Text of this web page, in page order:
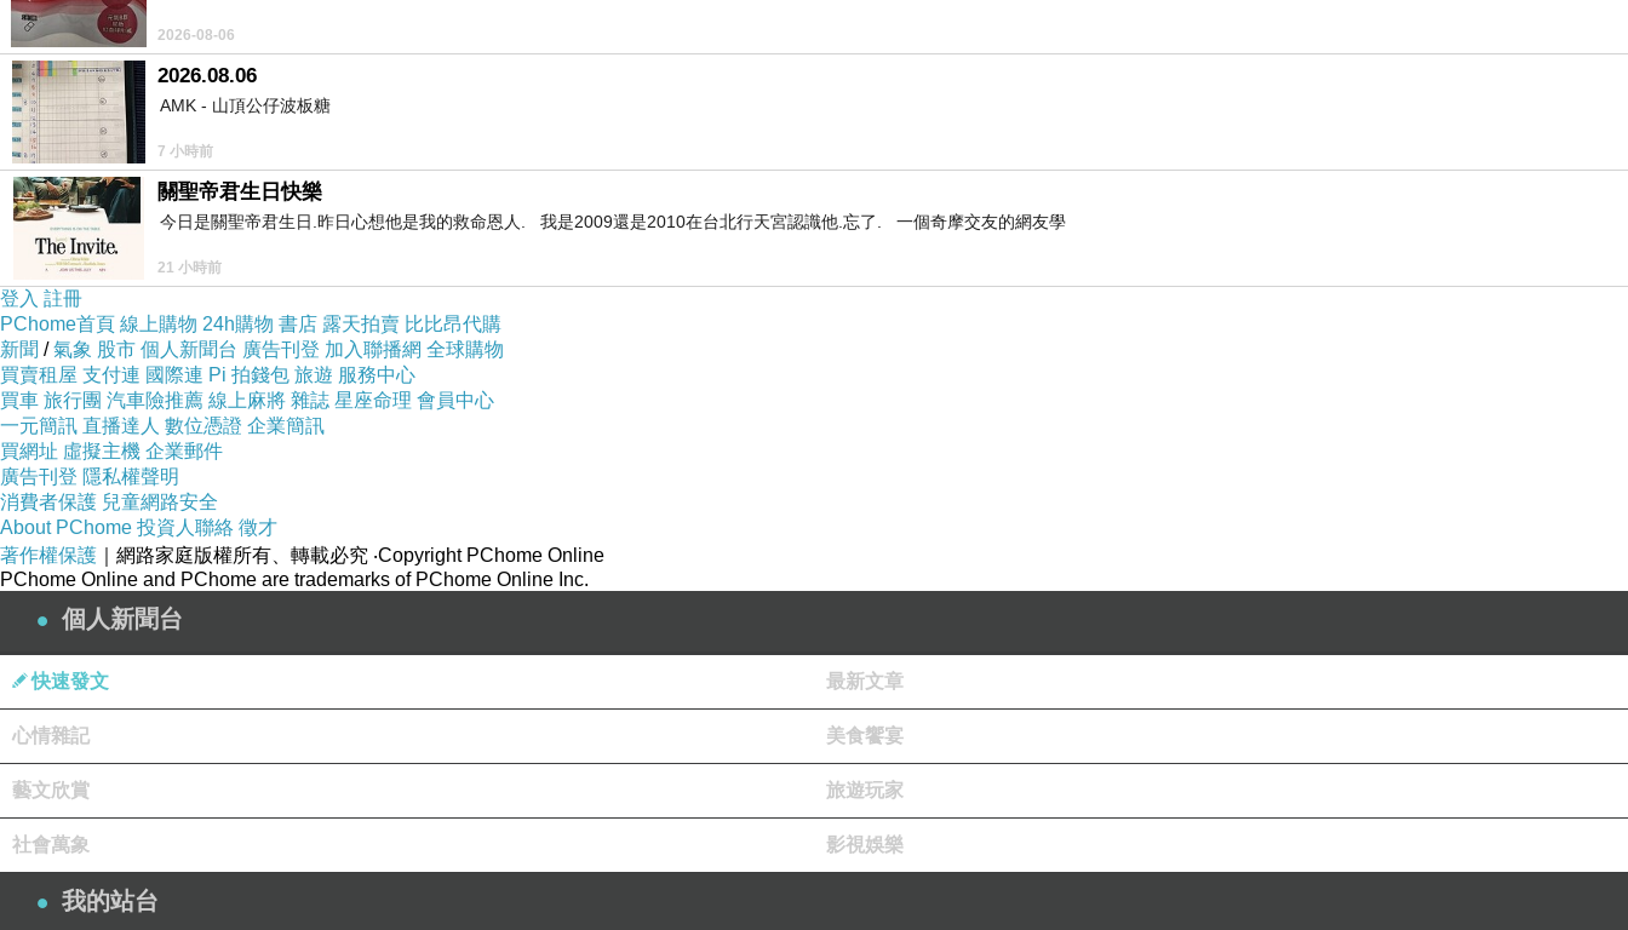
2026-08-06
2026.08.06
AMK - 山頂公仔波板糖
7 小時前
關聖帝君生日快樂
今日是關聖帝君生日.昨日心想他是我的救命恩人. 我是2009還是2010在台北行天宮認識他.忘了. 一個奇摩交友的網友學
21 小時前
登入 註冊
PChome首頁 線上購物 24h購物 書店 露天拍賣 比比昂代購
新聞 /氣象 股市 個人新聞台 廣告刊登 加入聯播網 全球購物
買賣租屋 支付連 國際連 Pi 拍錢包 旅遊 服務中心
買車 旅行團 汽車險推薦 線上麻將 雜誌 星座命理 會員中心
一元簡訊 直播達人 數位憑證 企業簡訊
買網址 虛擬主機 企業郵件
廣告刊登 隱私權聲明
消費者保護 兒童網路安全
About PChome 投資人聯絡 徵才
著作權保護 ｜網路家庭版權所有、轉載必究 ‧Copyright PChome Online
PChome Online and PChome are trademarks of PChome Online Inc.
個人新聞台
快速發文 最新文章
心情雜記 美食饗宴
藝文欣賞 旅遊玩家
社會萬象 影視娛樂
我的站台